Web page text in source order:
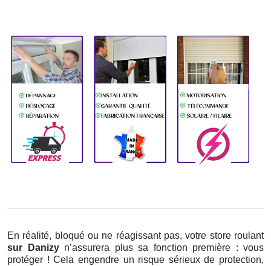
En réalité, bloqué ou ne réagissant pas, votre store roulant
sur Danizy n’assurera plus sa fonction première : vous
protéger ! Cela engendre un risque sérieux de protection,